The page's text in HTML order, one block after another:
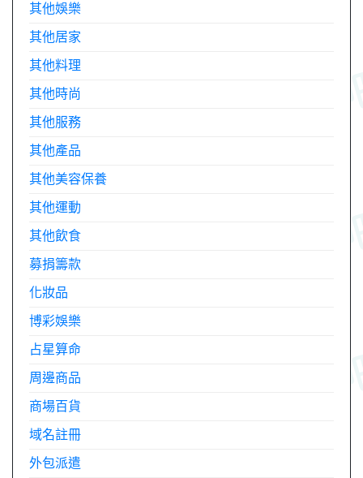
其他娛樂
其他居家
其他料理
其他時尚
其他服務
其他產品
其他美容保養
其他運動
其他飲食
募捐籌款
化妝品
博彩娛樂
占星算命
周邊商品
商場百貨
域名註冊
外包派遣